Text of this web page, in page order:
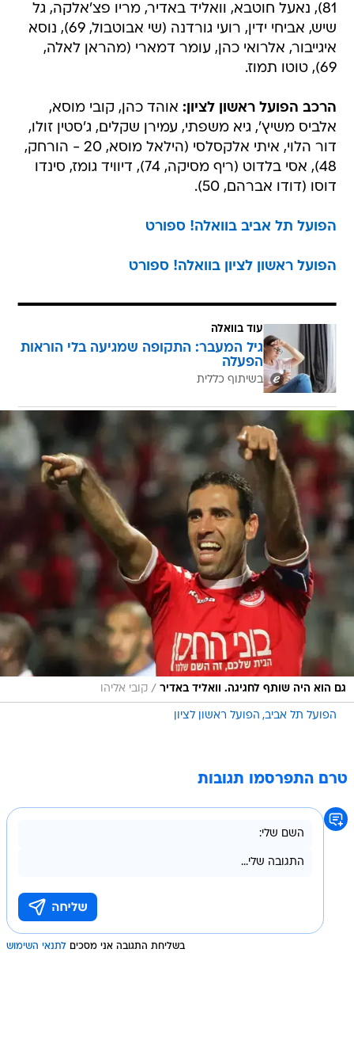
81), נאעל חוטבא, וואליד באדיר, מריו פצ'אלקה, גל
שיש, אביחי ידין, רועי גורדנה (שי אבוטבול, 69), נוסא
איגייבור, אלרואי כהן, עומר דמארי (מהראן לאלה,
69), טוטו תמוז.
הרכב הפועל ראשון לציון: אוהד כהן, קובי מוסא,
אלביס משיץ', גיא משפתי, עמירן שקלים, ג'סטין זולו,
דור הלוי, איתי אלקסלסי (הילאל מוסא, 20 - הורחק,
48), אסי בלדוט (ריף מסיקה, 74), דיוויד גומז, סינדו
דוסו (דודו אברהם, 50).
הפועל תל אביב בוואלה! ספורט
הפועל ראשון לציון בוואלה! ספורט
עוד בוואלה
גיל המעבר: התקופה שמגיעה בלי הוראות
הפעלה
בשיתוף כללית
גם הוא היה שותף לחגיגה. וואליד באדיר / קובי אליהו
הפועל תל אביב הפועל ראשון לציון
טרם התפרסמו תגובות
בשליחת התגובה אני מסכים לתנאי השימוש